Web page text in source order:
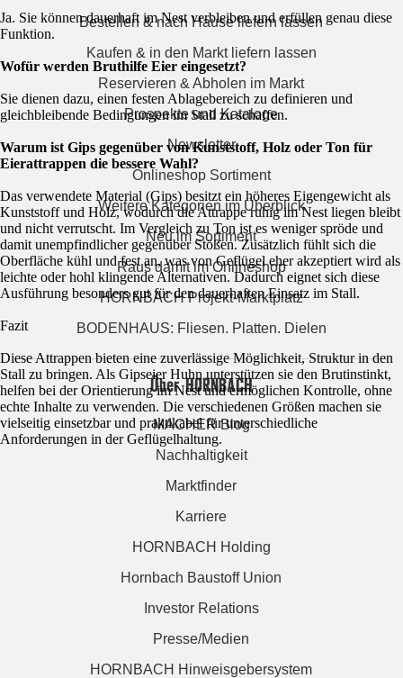
Ja. Sie können dauerhaft im Nest verbleiben und erfüllen genau diese
Funktion.
Wofür werden Bruthilfe Eier eingesetzt?
Sie dienen dazu, einen festen Ablagebereich zu definieren und
gleichbleibende Bedingungen im Stall zu schaffen.
Warum ist Gips gegenüber von Kunststoff, Holz oder Ton für
Eierattrappen die bessere Wahl?
Das verwendete Material (Gips) besitzt ein höheres Eigengewicht als
Kunststoff und Holz, wodurch die Attrappe ruhig im Nest liegen bleibt
und nicht verrutscht. Im Vergleich zu Ton ist es weniger spröde und
damit unempfindlicher gegenüber Stößen. Zusätzlich fühlt sich die
Oberfläche kühl und fest an, was von Geflügel eher akzeptiert wird als
leichte oder hohl klingende Alternativen. Dadurch eignet sich diese
Ausführung besonders gut für den dauerhaften Einsatz im Stall.
Fazit
Diese Attrappen bieten eine zuverlässige Möglichkeit, Struktur in den
Stall zu bringen. Als Gipseier Huhn unterstützen sie den Brutinstinkt,
helfen bei der Orientierung im Nest und ermöglichen Kontrolle, ohne
echte Inhalte zu verwenden. Die verschiedenen Größen machen sie
vielseitig einsetzbar und praktikabel für unterschiedliche
Anforderungen in der Geflügelhaltung.
Bestellen & nach Hause liefern lassen
Kaufen & in den Markt liefern lassen
Reservieren & Abholen im Markt
Prospekte und Kataloge
Newsletter
Onlineshop Sortiment
Weitere Kategorien im Überblick
Neu im Sortiment
Raus damit im Onlineshop
HORNBACH Projekt-Marktplatz
BODENHAUS: Fliesen. Platten. Dielen
Über HORNBACH
MACHER Blog
Nachhaltigkeit
Marktfinder
Karriere
HORNBACH Holding
Hornbach Baustoff Union
Investor Relations
Presse/Medien
HORNBACH Hinweisgebersystem